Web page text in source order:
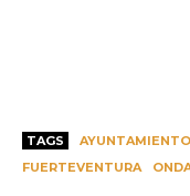
TAGS
FUERTEVENTURA